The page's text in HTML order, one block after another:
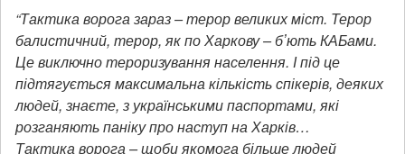
“Тактика ворога зараз – терор великих міст. Терор
балистичний, терор, як по Харкову – бʼють КАБами.
Це виключно тероризування населення. І під це
підтягується максимальна кількість спікерів, деяких
людей, знаєте, з українськими паспортами, які
розганяють паніку про наступ на Харків…
Тактика ворога – щоби якомога більше людей